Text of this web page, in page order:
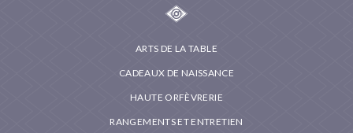
ARTS DE LA TABLE
CADEAUX DE NAISSANCE
HAUTE ORFÈVRERIE
RANGEMENTS ET ENTRETIEN